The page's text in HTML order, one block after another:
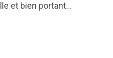
et bien portant…